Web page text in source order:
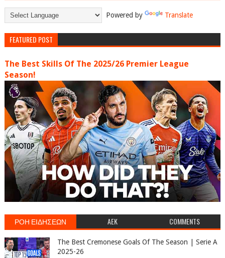
Powered by Translate
FEATURED POST
The Best Skills Of The 2025/26 Premier League
Season!
ΡΟΗ ΕΙΔΗΣΕΩΝ AEK COMMENTS
The Best Cremonese Goals Of The Season | Serie A
2025-26